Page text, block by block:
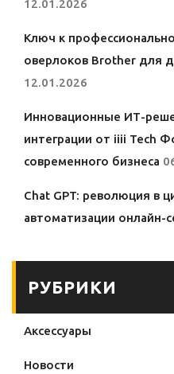
12.01.2026
Ключ к
оверлоков Brother для
12.01.2026
Инновационные ИТ-
интеграции от iiii Tech
современного бизнеса
Chat GPT: революция в
автоматизации онлайн-
РУБРИКИ
Аксессуары
Новости